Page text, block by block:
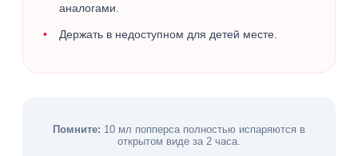
аналогами.
Держать в недоступном для детей месте.
Помните: 10 мл попперса полностью испаряются в
открытом виде за 2 часа.